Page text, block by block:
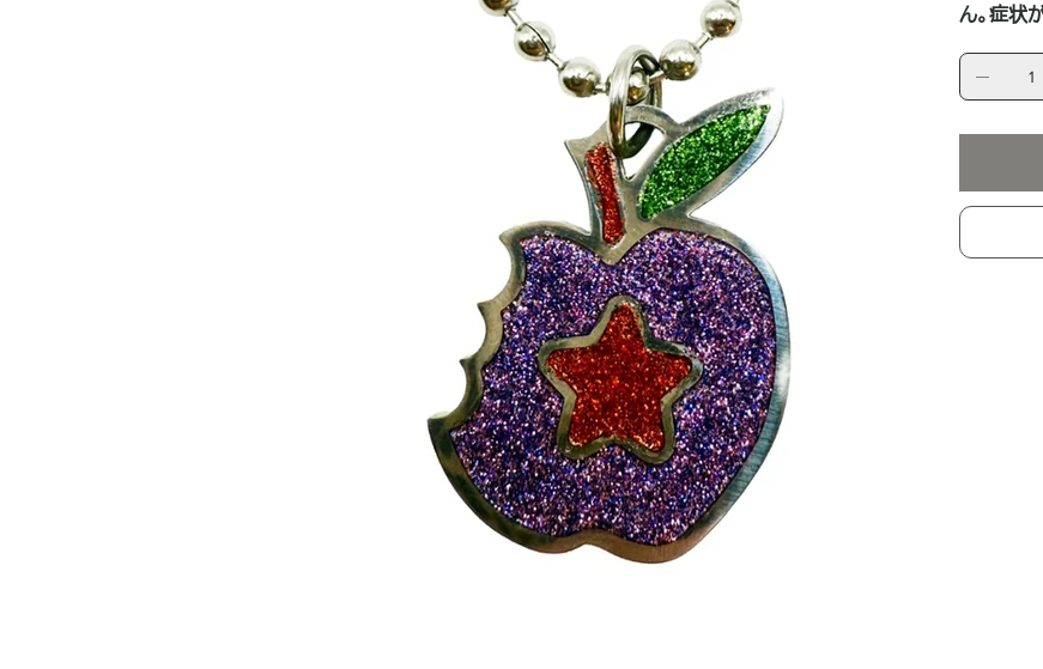
ん。症状